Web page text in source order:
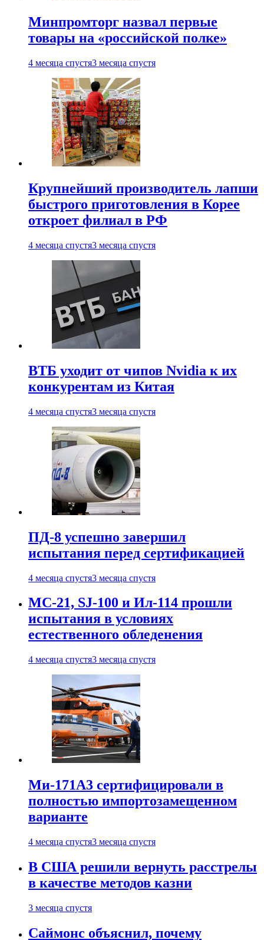
Минпромторг назвал первые
товары на «российской полке»
4 месяца спустя3 месяца спустя
Крупнейший производитель лапши
быстрого приготовления в Корее
откроет филиал в РФ
4 месяца спустя3 месяца спустя
ВТБ уходит от чипов Nvidia к их
конкурентам из Китая
4 месяца спустя3 месяца спустя
ПД-8 успешно завершил
испытания перед сертификацией
4 месяца спустя3 месяца спустя
МС-21, SJ-100 и Ил-114 прошли
испытания в условиях
естественного обледенения
4 месяца спустя3 месяца спустя
Ми-171А3 сертифицировали в
полностью импортозамещенном
варианте
4 месяца спустя3 месяца спустя
В США решили вернуть расстрелы
в качестве методов казни
3 месяца спустя
Саймонс объяснил, почему